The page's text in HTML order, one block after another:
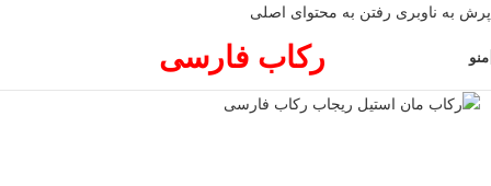
پرش به ناوبری رفتن به محتوای اصلی
منو رکاب فارسی